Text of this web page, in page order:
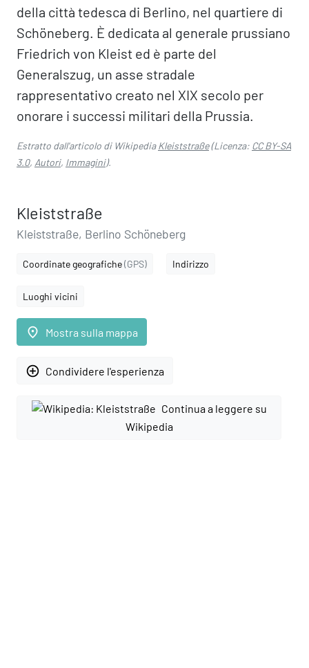
della città tedesca di Berlino, nel quartiere di
Schöneberg. È dedicata al generale prussiano
Friedrich von Kleist ed è parte del
Generalszug, un asse stradale
rappresentativo creato nel XIX secolo per
onorare i successi militari della Prussia.
Estratto dall'articolo di WikipediaKleiststraße(Licenza: CC BY-SA
3.0, Autori, Immagini).
Kleiststraße
Kleiststraße, Berlino Schöneberg
Coordinate geografiche(GPS) Indirizzo
Luoghi vicini
place Mostra sulla mappa
add_circle_outline Condividere l'esperienza
Continua a leggere su
Wikipedia